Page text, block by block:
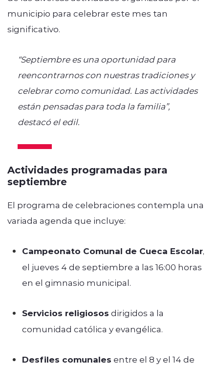
municipio para celebrar este mes tan
significativo.
“Septiembre es una oportunidad para
reencontrarnos con nuestras tradiciones y
celebrar como comunidad. Las actividades
están pensadas para toda la familia”,
destacó el edil.
Actividades programadas para
septiembre
El programa de celebraciones contempla una
variada agenda que incluye:
Campeonato Comunal de Cueca Escolar,
el jueves 4 de septiembre a las 16:00 horas
en el gimnasio municipal.
Servicios religiosos dirigidos a la
comunidad católica y evangélica.
Desfiles comunales entre el 8 y el 14 de